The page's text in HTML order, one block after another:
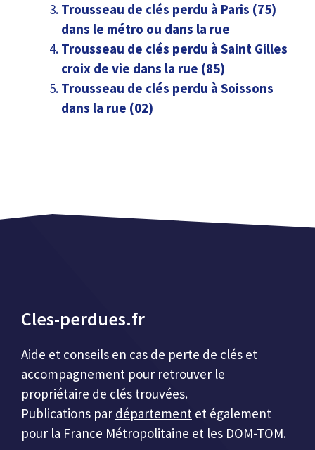
Trousseau de clés perdu à Paris (75)
dans le métro ou dans la rue
Trousseau de clés perdu à Saint Gilles
croix de vie dans la rue (85)
Trousseau de clés perdu à Soissons
dans la rue (02)
Cles-perdues.fr
Aide et conseils en cas de perte de clés et
accompagnement pour retrouver le
propriétaire de clés trouvées.
Publications par département et également
pour la France Métropolitaine et les DOM-TOM.